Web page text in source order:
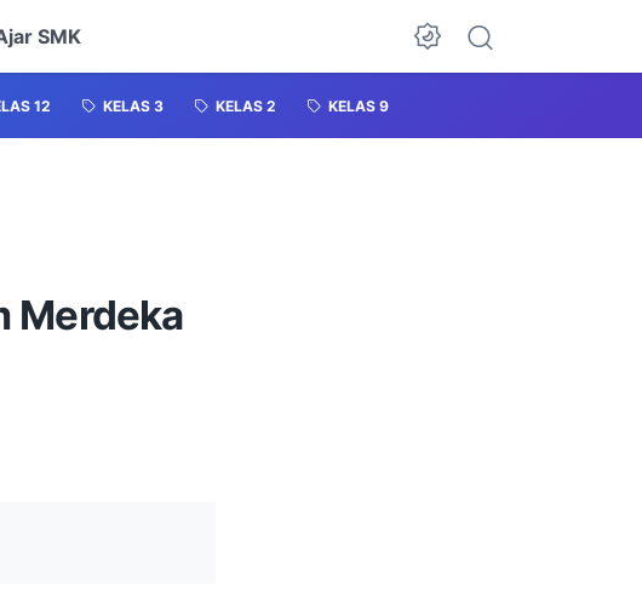
SMK
12 KELAS 3 KELAS 2 KELAS 9
Merdeka